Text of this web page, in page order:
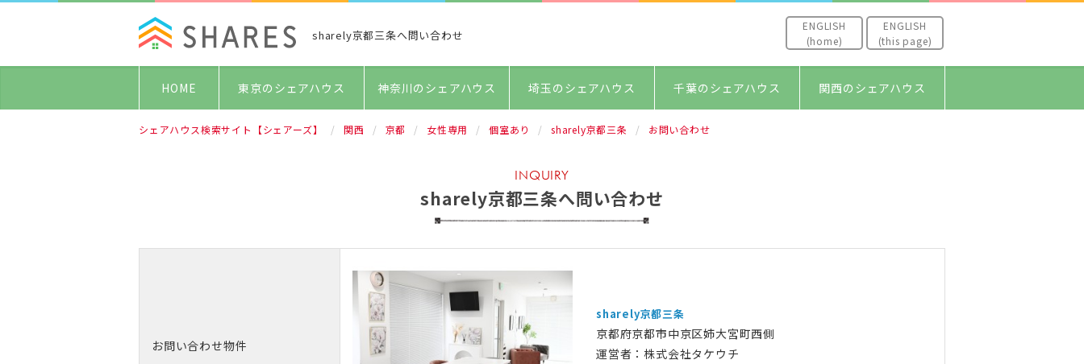
sharely京都三条へ問い合わせ
ENGLISH
(home)
ENGLISH
(this page)
HOME 東京のシェアハウス 神奈川のシェアハウス 埼玉のシェアハウス 千葉のシェアハウス 関西のシェアハウス
シェアハウス検索サイト【シェアーズ】 関西 京都 女性専用 個室あり sharely京都三条 お問い合わせ
INQUIRY
sharely京都三条へ問い合わせ
お問い合わせ物件
sharely京都三条
京都府京都市中京区姉大宮町西側
運営者：株式会社タケウチ